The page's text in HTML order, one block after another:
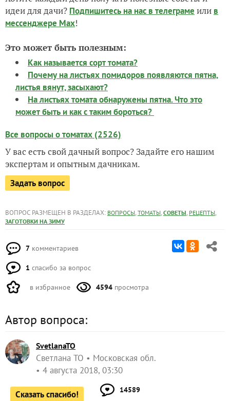
идеи для дачи? Подпишитесь на нас в телеграме или в
мессенджере Max!
Это может быть полезным:
Как называется сорт томата?
Почему на листьях помидоров появляются пятна,
листья вянут, засыхают?
На листьях томата обнаружены пятна. Что это
может быть и как с таким бороться?
Все вопросы о томатах (2526)
У вас есть свой дачный вопрос? Задайте его нашим
экспертам и опытным дачникам.
Задать вопрос
ВОПРОС РАЗМЕЩЕН В РАЗДЕЛАХ: ВОПРОСЫ, ТОМАТЫ, СОВЕТЫ, РЕЦЕПТЫ,
ЗАГОТОВКИ НА ЗИМУ
7 комментариев
1 спасибо за вопрос
в избранное 4594 просмотра
Автор вопроса:
SvetlanaTO
Светлана ТО
Московская обл.
4 августа 2018, 03:30
Сказать спасибо! 14589